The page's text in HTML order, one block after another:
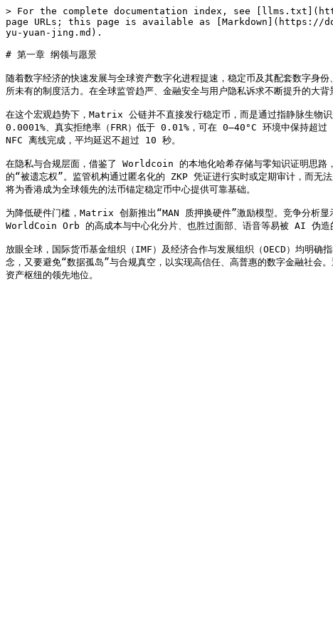
> For the complete documentation index, see
page URLs; this page is available as
yu-yuan-jing.md).
# 第一章 纲领与愿景
随着数字经济的快速发展与全球资产数字化进程提速，稳定币及其配套数字身
所未有的制度活力。在全球监管趋严、金融安全与用户隐私诉求不断提升的大
在这个宏观趋势下，Matrix 公链并不直接发行稳定币，而是通过指静脉生物
0.0001%、真实拒绝率（FRR）低于 0.01%，可在 0–40°C 环境中保持超
NFC 离线完成，平均延迟不超过 10 秒。
在隐私与合规层面，借鉴了 Worldcoin 的本地化哈希存储与零知识证明思路
的“被遗忘权”。监管机构通过匿名化的 ZKP 凭证进行实时或定期审计，而无
将为香港成为全球领先的法币锚定稳定币中心提供可靠基础。
为降低硬件门槛，Matrix 创新推出“MAN 质押换硬件”激励模型。竞争分
WorldCoin Orb 的高成本与中心化分片、也胜过面部、语音等易被 AI 伪造
放眼全球，国际货币基金组织（IMF）及经济合作与发展组织（OECD）均明
念，又要避免“数据孤岛”与合规真空，以实现高信任、高普惠的数字金融社